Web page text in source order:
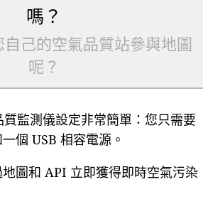
嗎？
己的空氣品質站參與地圖
呢？
監測儀設定非常簡單：您只需要
個 USB 相容電源。
圖和 API 立即獲得即時空氣污染